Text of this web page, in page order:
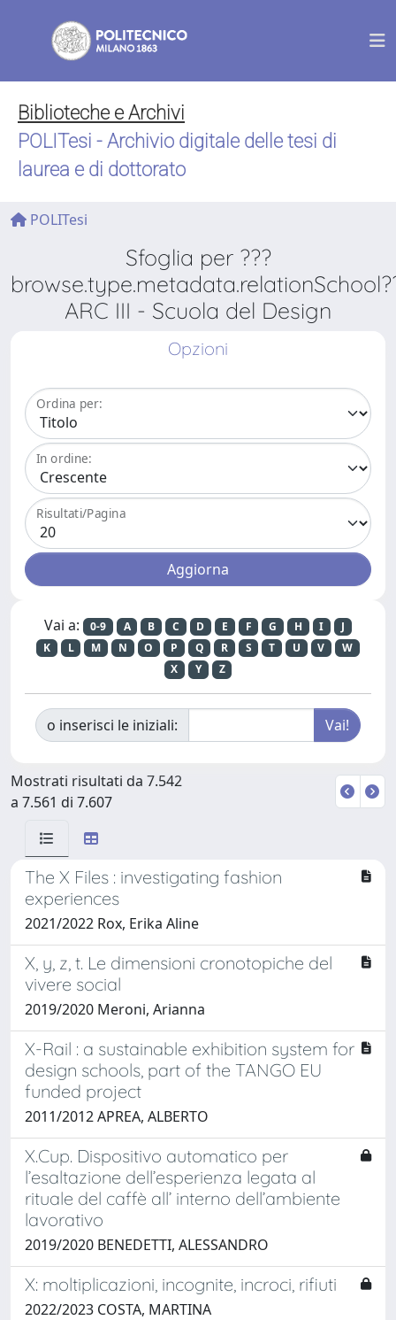
Biblioteche e Archivi
POLITesi - Archivio digitale delle tesi di
laurea e di dottorato
POLITesi
Sfoglia per ???
ARC III - Scuola del Design
Opzioni
Ordina per:
In ordine:
Risultati/Pagina
Vai a: 0-9 A B C D E F G H I
J
K
L M N O P Q R S T U V
W
X
Y Z
o inserisci le iniziali:
Mostrati risultati da 7.542
a 7.561 di 7.607
The X Files : investigating fashion
experiences
2021/2022 Rox, Erika Aline
X, y, z, t. Le dimensioni cronotopiche del
vivere social
2019/2020 Meroni, Arianna
X-Rail : a sustainable exhibition system for
design schools, part of the TANGO EU
funded project
2011/2012 APREA, ALBERTO
X.Cup. Dispositivo automatico per
l’esaltazione dell’esperienza legata al
rituale del caffè all’ interno dell’ambiente
lavorativo
2019/2020 BENEDETTI, ALESSANDRO
X: moltiplicazioni, incognite, incroci, rifiuti
2022/2023 COSTA, MARTINA